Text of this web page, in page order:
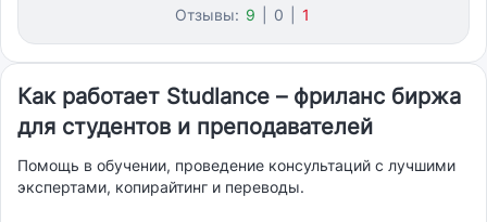
Отзывы: 9 0 1
Как работает Studlance – фриланс биржа
для студентов и преподавателей
Помощь в обучении, проведение консультаций с лучшими
экспертами, копирайтинг и переводы.